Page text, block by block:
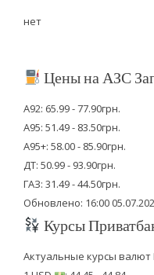
нет
Цены на АЗС
А92: 65.99 - 77.90грн.
А95: 51.49 - 83.50грн.
А95+: 58.00 - 85.90грн.
ДТ: 50.99 - 93.90грн.
ГАЗ: 31.49 - 44.50грн.
Обновлено: 16:00
Курсы
Актуальные курсы валют